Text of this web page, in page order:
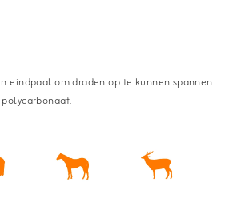
eindpaal om draden op te kunnen spannen.